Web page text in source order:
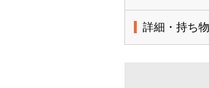
詳細・持ち物